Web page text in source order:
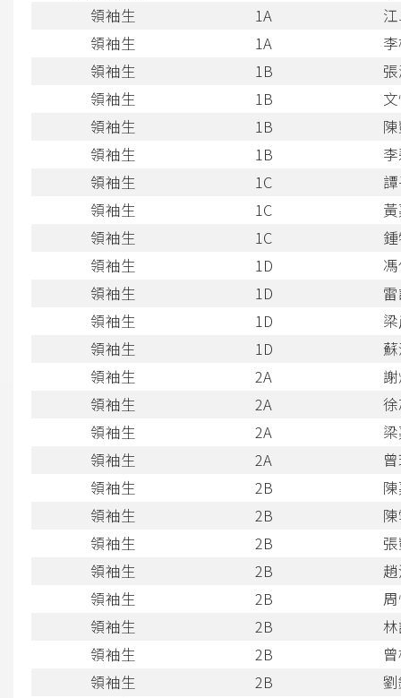
領袖生
1A
領袖生
1A
領袖生
1B
領袖生
1B
領袖生
1B
領袖生
1B
領袖生
1C
領袖生
1C
領袖生
1C
領袖生
1D
領袖生
1D
領袖生
1D
領袖生
1D
領袖生
2A
領袖生
2A
領袖生
2A
領袖生
2A
領袖生
2B
領袖生
2B
領袖生
2B
領袖生
2B
領袖生
2B
領袖生
2B
領袖生
2B
領袖生
2B